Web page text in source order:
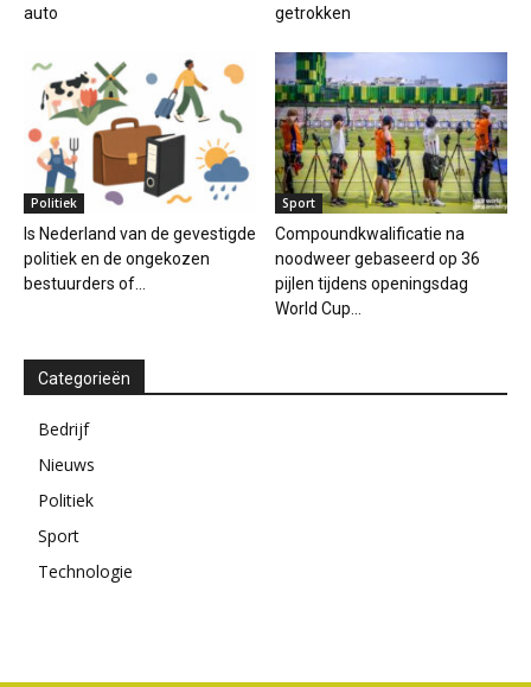
auto
getrokken
Politiek
Is Nederland van de gevestigde
politiek en de ongekozen
bestuurders of...
Sport
Compoundkwalificatie na
noodweer gebaseerd op 36
pijlen tijdens openingsdag
World Cup...
Categorieën
Bedrijf
Nieuws
Politiek
Sport
Technologie